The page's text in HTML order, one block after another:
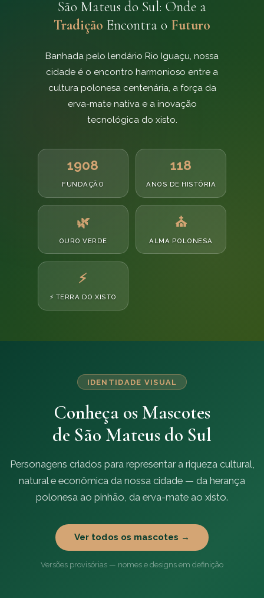
São Mateus do Sul: Onde a
Tradição Encontra o Futuro
Banhada pelo lendário Rio Iguaçu, nossa
cidade é o encontro harmonioso entre a
cultura polonesa centenária, a força da
erva-mate nativa e a inovação
tecnológica do xisto.
1908
FUNDAÇÃO
118
ANOS DE HISTÓRIA
🌿
OURO VERDE
⛪
ALMA POLONESA
⚡
⚡ TERRA DO XISTO
IDENTIDADE VISUAL
Conheça os Mascotes
de São Mateus do Sul
Personagens criados para representar a riqueza cultural,
natural e econômica da nossa cidade — da herança
polonesa ao pinhão, da erva-mate ao xisto.
Ver todos os mascotes →
Versões provisórias — nomes e designs em definição